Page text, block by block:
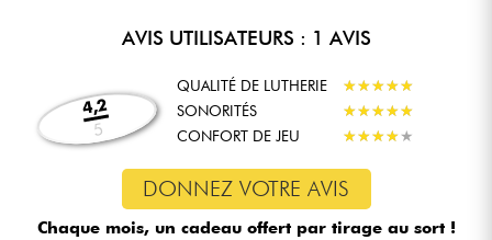
AVIS UTILISATEURS : 1 AVIS
4,2
5
QUALITÉ DE LUTHERIE ★★★★★
★★★★★
SONORITÉS
★★★★★
★★★★★
CONFORT DE JEU
★★★★★
★★★★★
DONNEZ VOTRE AVIS
Chaque mois, un cadeau offert par tirage au sort !